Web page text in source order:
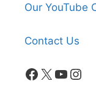
Our YouTube
Contact Us
Facebook
X